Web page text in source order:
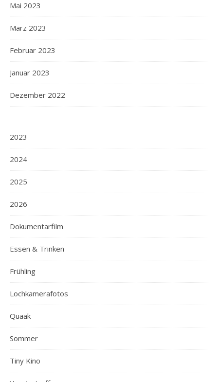
Mai 2023
März 2023
Februar 2023
Januar 2023
Dezember 2022
2023
2024
2025
2026
Dokumentarfilm
Essen & Trinken
Frühling
Lochkamerafotos
Quaak
Sommer
Tiny Kino